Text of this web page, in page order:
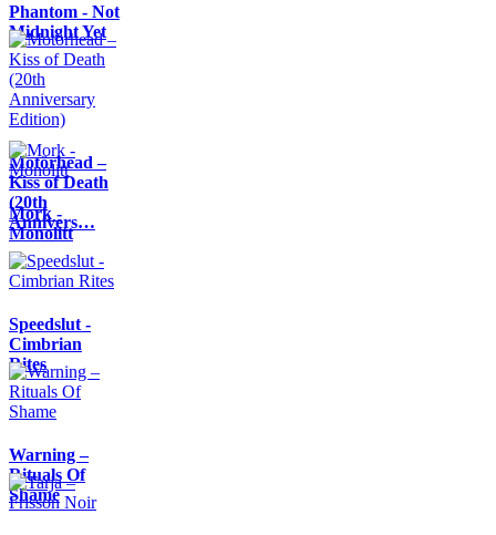
Phantom - Not
Midnight Yet
Motörhead –
Kiss of Death
(20th
Annivers…
Mork -
Monolitt
Speedslut -
Cimbrian
Rites
Warning –
Rituals Of
Shame